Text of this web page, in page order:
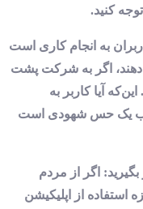
کنید.
به انجام کاری است
دهند، اگر به شرکت پشت
آیا کاربر به
یک حس شهودی است
اگر از مردم
استفاده از اپلیکیشن